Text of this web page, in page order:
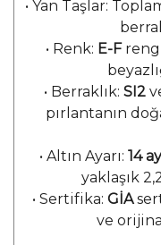
• Yan Taşlar:
• Renk: E-F
• Berraklık: SI2
pırlantanın
• Altın Ayarı: 14
yaklaşık
• Sertifika: GİA
ve